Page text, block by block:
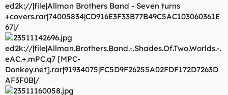
ed2k://|file|Allman Brothers Band - Seven turns
+covers.rar|74005834|CD916E3F33B77B49C5AC103060361E
67|/
ed2k://|file|Allman.Brothers.Band.-.Shades.Of.Two.Worlds.-.
eAC.+.mPC.q7 [MPC-
Donkey.net].rar|91934075|FC5D9F26255A02FDF172D7263D
AF3F0B|/